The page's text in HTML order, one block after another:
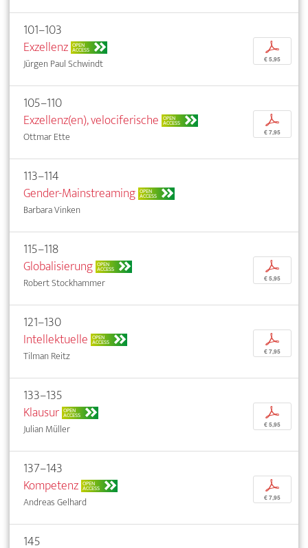
101–103
Exzellenz OPEN
ACCESS
Jürgen Paul Schwindt
p
€ 5,95
105–110
Exzellenz(en), velociferische OPEN
ACCESS
Ottmar Ette
p
€ 7,95
113–114
Gender-Mainstreaming OPEN
ACCESS
Barbara Vinken
115–118
Globalisierung OPEN
ACCESS
Robert Stockhammer
p
€ 5,95
121–130
Intellektuelle OPEN
ACCESS
Tilman Reitz
p
€ 7,95
133–135
Klausur OPEN
ACCESS
Julian Müller
p
€ 5,95
137–143
Kompetenz OPEN
ACCESS
Andreas Gelhard
p
€ 7,95
145